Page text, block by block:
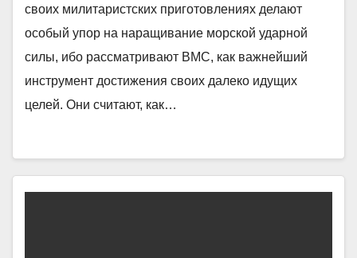
своих милитаристских приготовлениях делают
особый упор на наращивание морской ударной
силы, ибо рассматривают ВМС, как важнейший
инструмент достижения своих далеко идущих
целей. Они считают, как…